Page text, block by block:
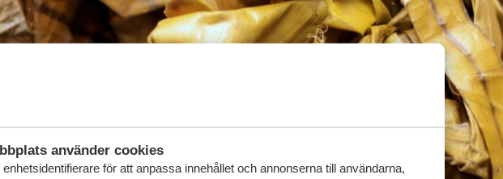
använder cookies
för att anpassa innehållet och annonserna till användarna,